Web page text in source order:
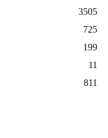
3505
725
199
11
811